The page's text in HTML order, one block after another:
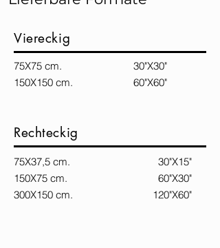
Viereckig
75X75 cm. 30"X30"
150X150 cm. 60"X60"
Rechteckig
75X37,5 cm. 30"X15"
150X75 cm. 60"X30"
300X150 cm. 120"X60"